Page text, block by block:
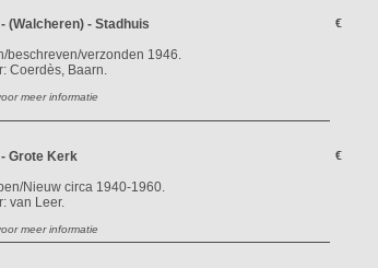
(Walcheren) - Stadhuis
beschreven/verzonden 1946.
Coerdès, Baarn.
meer informatie
€
Grote Kerk
Nieuw circa 1940-1960.
van Leer.
meer informatie
€